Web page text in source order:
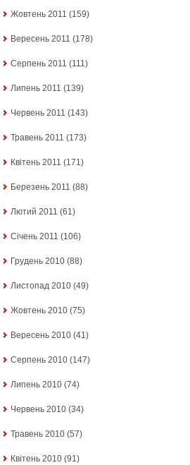
Жовтень 2011 (159)
Вересень 2011 (178)
Серпень 2011 (111)
Липень 2011 (139)
Червень 2011 (143)
Травень 2011 (173)
Квітень 2011 (171)
Березень 2011 (88)
Лютий 2011 (61)
Січень 2011 (106)
Грудень 2010 (88)
Листопад 2010 (49)
Жовтень 2010 (75)
Вересень 2010 (41)
Серпень 2010 (147)
Липень 2010 (74)
Червень 2010 (34)
Травень 2010 (57)
Квітень 2010 (91)